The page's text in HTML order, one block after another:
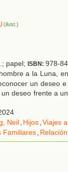
(ilust.)
papel; ISBN: 978-
a la Luna,
un deseo
deseo frente a
Neil Hijos Viajes
Familiares